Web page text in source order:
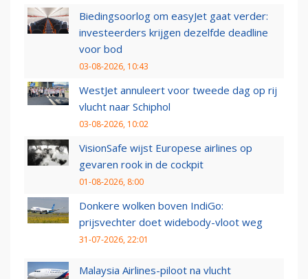
Biedingsoorlog om easyJet gaat verder:
investeerders krijgen dezelfde deadline
voor bod
03-08-2026, 10:43
WestJet annuleert voor tweede dag op rij
vlucht naar Schiphol
03-08-2026, 10:02
VisionSafe wijst Europese airlines op
gevaren rook in de cockpit
01-08-2026, 8:00
Donkere wolken boven IndiGo:
prijsvechter doet widebody-vloot weg
31-07-2026, 22:01
Malaysia Airlines-piloot na vlucht